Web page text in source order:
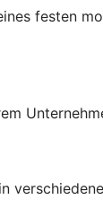
festen